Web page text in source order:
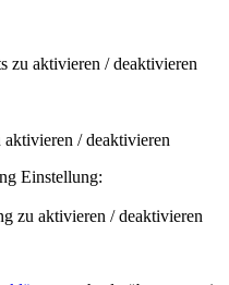
zu aktivieren / deaktivieren
/ deaktivieren
Einstellung:
zu aktivieren / deaktivieren